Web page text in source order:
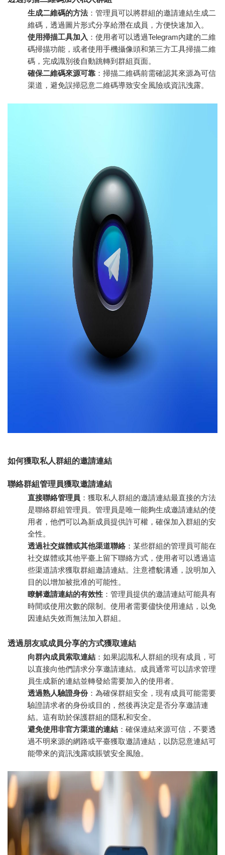
生成二維碼的方法：管理員可以將群組的邀請連結生成二
維碼，透過圖片形式分享給潛在成員，方便快速加入。
使用掃描工具加入 ：使用者可以透過Telegram內建的二維
碼掃描功能，或者使用手機攝像頭和第三方工具掃描二維
碼，完成識別後自動跳轉到群組頁面。
確保二維碼來源可靠 ：掃描二維碼前需確認其來源為可信
渠道，避免誤掃惡意二維碼導致安全風險或資訊洩露。
如何獲取私人群組的邀請連結
聯絡群組管理員獲取邀請連結
直接聯絡管理員 ：獲取私人群組的邀請連結最直接的方法
是聯絡群組管理員。管理員是唯一能夠生成邀請連結的使
用者，他們可以為新成員提供許可權，確保加入群組的安
全性。
透過社交媒體或其他渠道聯絡：某些群組的管理員可能在
社交媒體或其他平臺上留下聯絡方式，使用者可以透過這
些渠道請求獲取群組邀請連結。注意禮貌溝通，說明加入
目的以增加被批准的可能性。
瞭解邀請連結的有效性 ：管理員提供的邀請連結可能具有
時間或使用次數的限制。使用者需要儘快使用連結，以免
因連結失效而無法加入群組。
透過朋友或成員分享的方式獲取連結
向群內成員索取連結 ：如果認識私人群組的現有成員，可
以直接向他們請求分享邀請連結。成員通常可以請求管理
員生成新的連結並轉發給需要加入的使用者。
透過熟人驗證身份：為確保群組安全，現有成員可能需要
驗證請求者的身份或目的，然後再決定是否分享邀請連
結。這有助於保護群組的隱私和安全。
避免使用非官方渠道的連結 ：確保連結來源可信，不要透
過不明來源的網路或平臺獲取邀請連結，以防惡意連結可
能帶來的資訊洩露或賬號安全風險。